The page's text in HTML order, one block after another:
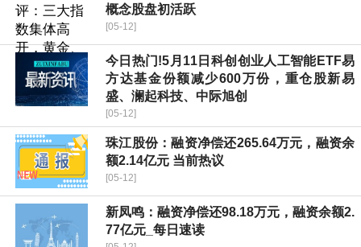
概念股盘初活跃
[05-12]
今日热门!5月11日科创创业人工智能ETF易
方达基金份额减少600万份，重仓股新易
盛、澜起科技、中际旭创
[05-12]
珠江股份：融资净偿还265.64万元，融资余
额2.14亿元 当前热议
[05-12]
新凤鸣：融资净偿还98.18万元，融资余额2.
77亿元_每日速读